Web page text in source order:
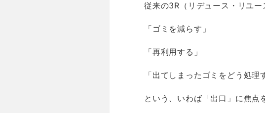
従来の3R（リデュース・リユー
「ゴミを減らす」
「再利用する」
「出てしまったゴミをどう処理
という、いわば「出口」に焦点